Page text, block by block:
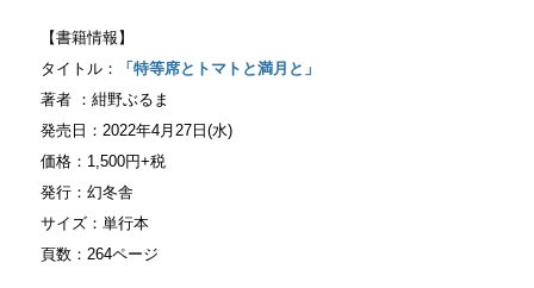
【書籍情報】
タイトル：
「特等席とトマトと満月と」
著者 ：紺野ぶるま
発売日：2022年4月27日(水)
価格：1,500円+税
発行：幻冬舎
サイズ：単行本
頁数：264ページ